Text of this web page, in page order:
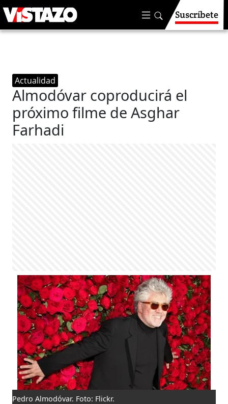
Suscríbete
Actualidad
Almodóvar coproducirá el
próximo filme de Asghar
Farhadi
Pedro Almodóvar. Foto: Flickr.